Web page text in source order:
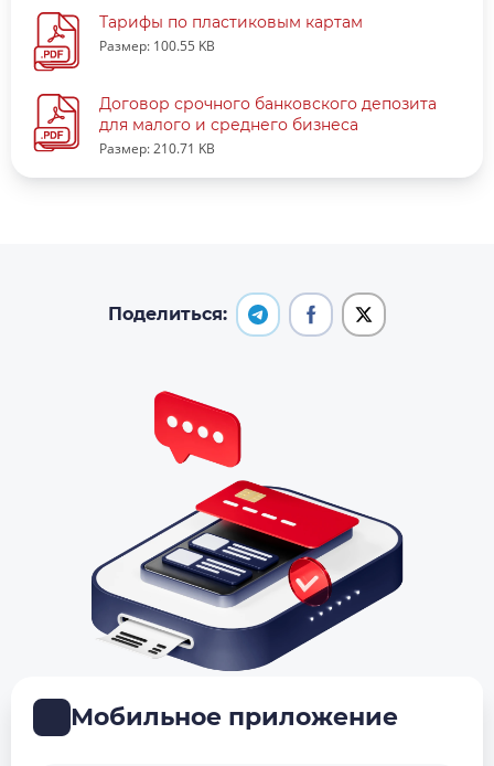
Тарифы по пластиковым картам
Размер: 100.55 KB
Договор срочного банковского депозита
для малого и среднего бизнеса
Размер: 210.71 KB
Поделиться:
Мобильное приложение